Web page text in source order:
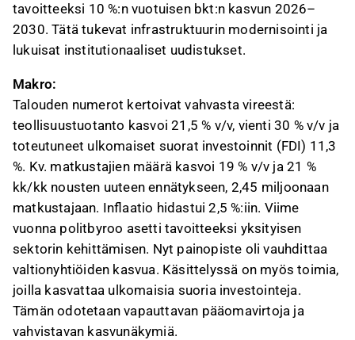
tavoitteeksi 10 %:n vuotuisen bkt:n kasvun 2026–
2030. Tätä tukevat infrastruktuurin modernisointi ja
lukuisat institutionaaliset uudistukset.
Makro:
Talouden numerot kertoivat vahvasta vireestä:
teollisuustuotanto kasvoi 21,5 % v/v, vienti 30 % v/v ja
toteutuneet ulkomaiset suorat investoinnit (FDI) 11,3
%. Kv. matkustajien määrä kasvoi 19 % v/v ja 21 %
kk/kk nousten uuteen ennätykseen, 2,45 miljoonaan
matkustajaan. Inflaatio hidastui 2,5 %:iin. Viime
vuonna politbyroo asetti tavoitteeksi yksityisen
sektorin kehittämisen. Nyt painopiste oli vauhdittaa
valtionyhtiöiden kasvua. Käsittelyssä on myös toimia,
joilla kasvattaa ulkomaisia suoria investointeja.
Tämän odotetaan vapauttavan pääomavirtoja ja
vahvistavan kasvunäkymiä.